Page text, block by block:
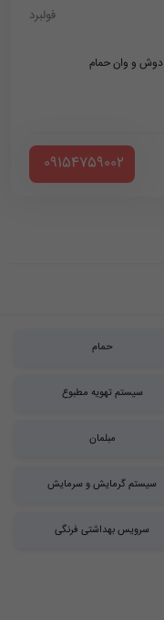
فولبرد
دوش و وان حمام
‪ 09154759002
حمام
سیستم تهویه مطبوع
مبلمان
سیستم گرمایش و سرمایش
سرویس بهداشتی فرنگی